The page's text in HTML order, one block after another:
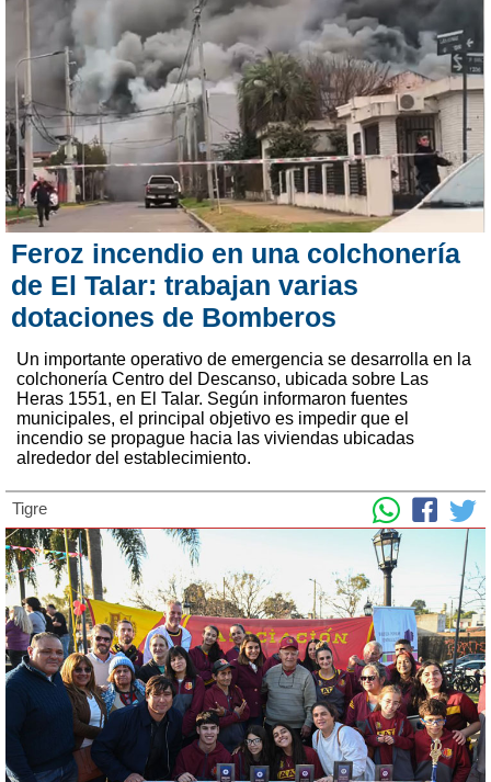
Feroz incendio en una colchonería
de El Talar: trabajan varias
dotaciones de Bomberos
Un importante operativo de emergencia se desarrolla en la
colchonería Centro del Descanso, ubicada sobre Las
Heras 1551, en El Talar. Según informaron fuentes
municipales, el principal objetivo es impedir que el
incendio se propague hacia las viviendas ubicadas
alrededor del establecimiento.
Tigre